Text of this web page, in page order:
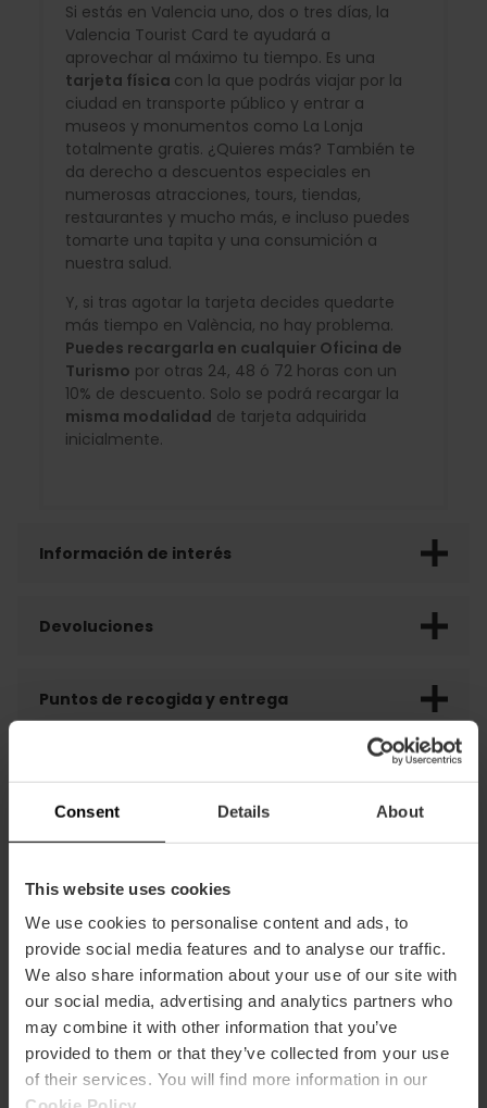
Consent Details About
This website uses cookies
We use cookies to personalise content and ads, to
provide social media features and to analyse our traffic.
We also share information about your use of our site with
our social media, advertising and analytics partners who
may combine it with other information that you’ve
provided to them or that they’ve collected from your use
of their services. You will find more information in our
Si estás en Valencia uno, dos o tres días, la
Valencia Tourist Card te ayudará a
aprovechar al máximo tu tiempo. Es una
tarjeta física con la que podrás viajar por la
ciudad en transporte público y entrar a
museos y monumentos como La Lonja
totalmente gratis. ¿Quieres más? También te
da derecho a descuentos especiales en
numerosas atracciones, tours, tiendas,
restaurantes y mucho más, e incluso puedes
tomarte una tapita y una consumición a
nuestra salud.
Y, si tras agotar la tarjeta decides quedarte
más tiempo en València, no hay problema.
Puedes recargarla en cualquier Oficina de
Turismo por otras 24, 48 ó 72 horas con un
10% de descuento. Solo se podrá recargar la
misma modalidad de tarjeta adquirida
inicialmente.
Información de interés
Devoluciones
Puntos de recogida y entrega
También te puede interesar